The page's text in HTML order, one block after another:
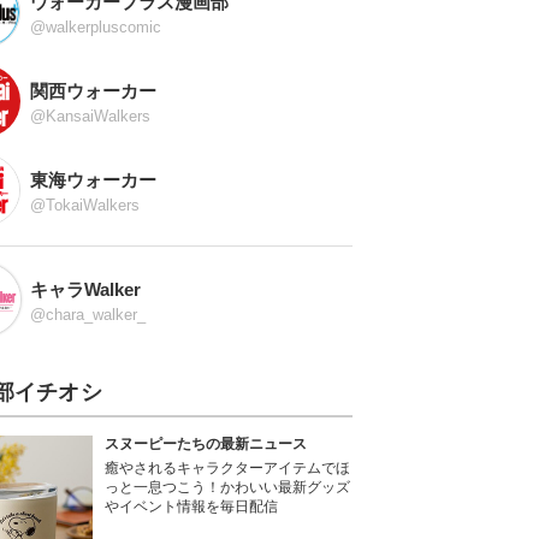
@walkerpluscomic
関西ウォーカー
@KansaiWalkers
東海ウォーカー
@TokaiWalkers
キャラWalker
@chara_walker_
イチオシ
スヌーピーたちの最新ニュース
癒やされるキャラクターアイテムでほ
っと一息つこう！かわいい最新グッズ
やイベント情報を毎日配信